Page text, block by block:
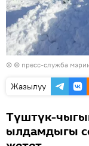
© © пресс-служба
Жазылуу
Түштүк-
ылдамдыгы